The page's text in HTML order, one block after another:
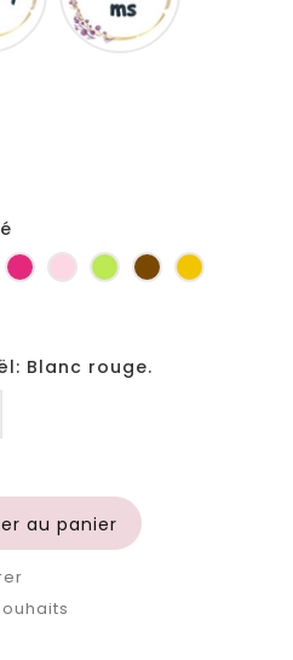
clair
Fuchsia
RoseAnis MarronJaune
Blanc rouge.
au panier